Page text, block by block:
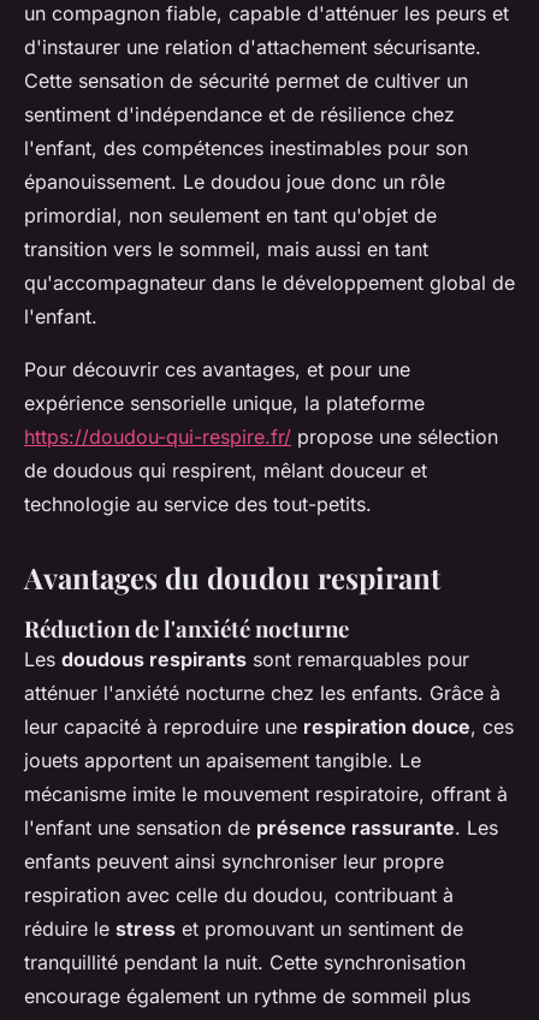
un compagnon fiable, capable d'atténuer les peurs et
d'instaurer une relation d'attachement sécurisante.
Cette sensation de sécurité permet de cultiver un
sentiment d'indépendance et de résilience chez
l'enfant, des compétences inestimables pour son
épanouissement. Le doudou joue donc un rôle
primordial, non seulement en tant qu'objet de
transition vers le sommeil, mais aussi en tant
qu'accompagnateur dans le développement global de
l'enfant.
Pour découvrir ces avantages, et pour une
expérience sensorielle unique, la plateforme
https://doudou-qui-respire.fr/ propose une sélection
de doudous qui respirent, mêlant douceur et
technologie au service des tout-petits.
Avantages du doudou respirant
Réduction de l'anxiété nocturne
Les doudous respirants sont remarquables pour
atténuer l'anxiété nocturne chez les enfants. Grâce à
leur capacité à reproduire une respiration douce, ces
jouets apportent un apaisement tangible. Le
mécanisme imite le mouvement respiratoire, offrant à
l'enfant une sensation de présence rassurante. Les
enfants peuvent ainsi synchroniser leur propre
respiration avec celle du doudou, contribuant à
réduire le stress et promouvant un sentiment de
tranquillité pendant la nuit. Cette synchronisation
encourage également un rythme de sommeil plus